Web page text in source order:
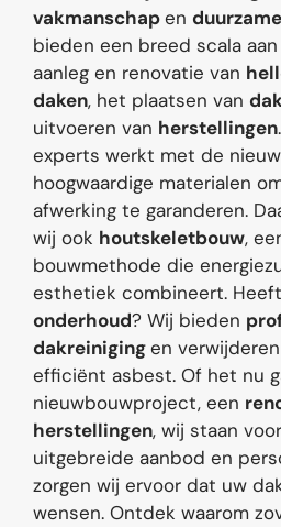
vakmanschapen duurzame
bieden een breed scala
aanleg en renovatie van
daken, het plaatsen van
uitvoeren van herstellingen
experts werkt met de
hoogwaardige materialen
afwerking te garanderen.
wij ook houtskeletbouw,
bouwmethode die
esthetiek combineert.
onderhoud? Wij bieden
dakreinigingen
efficiënt asbest. Of het nu
nieuwbouwproject, een
herstellingen, wij staan
uitgebreide aanbod en
zorgen wij ervoor dat uw
wensen. Ontdek waarom